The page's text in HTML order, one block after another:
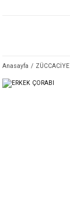
Anasayfa ZÜCCACİYE